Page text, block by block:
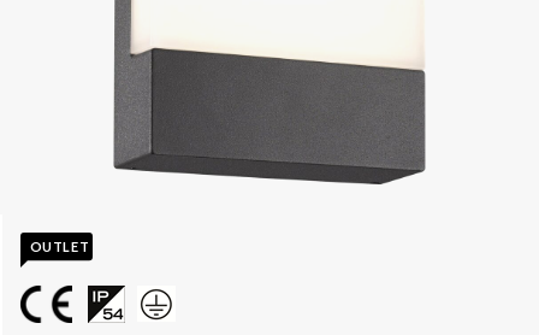
OUTLET